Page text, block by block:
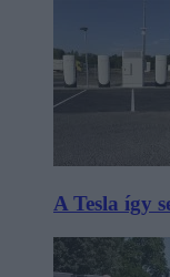
A Tesla így